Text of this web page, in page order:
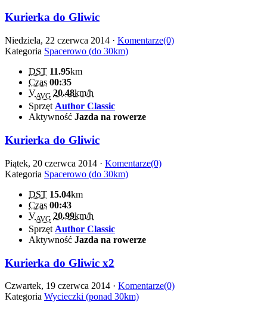
Kurierka do Gliwic
Niedziela, 22 czerwca 2014 · Komentarze(0)
Kategoria Spacerowo (do 30km)
DST 11.95km
Czas 00:35
VAVG 20.48km/h
Sprzęt Author Classic
Aktywność Jazda na rowerze
Kurierka do Gliwic
Piątek, 20 czerwca 2014 · Komentarze(0)
Kategoria Spacerowo (do 30km)
DST 15.04km
Czas 00:43
VAVG 20.99km/h
Sprzęt Author Classic
Aktywność Jazda na rowerze
Kurierka do Gliwic x2
Czwartek, 19 czerwca 2014 · Komentarze(0)
Kategoria Wycieczki (ponad 30km)